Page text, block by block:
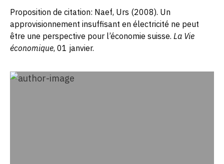
Proposition de citation: Naef, Urs (2008). Un
approvisionnement insuffisant en électricité ne peut
être une perspective pour l’économie suisse. La Vie
économique, 01 janvier.